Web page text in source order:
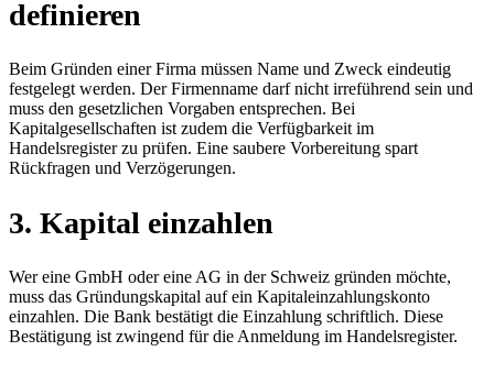
definieren
Beim Gründen einer Firma müssen Name und Zweck eindeutig
festgelegt werden. Der Firmenname darf nicht irreführend sein und
muss den gesetzlichen Vorgaben entsprechen. Bei
Kapitalgesellschaften ist zudem die Verfügbarkeit im
Handelsregister zu prüfen. Eine saubere Vorbereitung spart
Rückfragen und Verzögerungen.
3. Kapital einzahlen
Wer eine GmbH oder eine AG in der Schweiz gründen möchte,
muss das Gründungskapital auf ein Kapitaleinzahlungskonto
einzahlen. Die Bank bestätigt die Einzahlung schriftlich. Diese
Bestätigung ist zwingend für die Anmeldung im Handelsregister.